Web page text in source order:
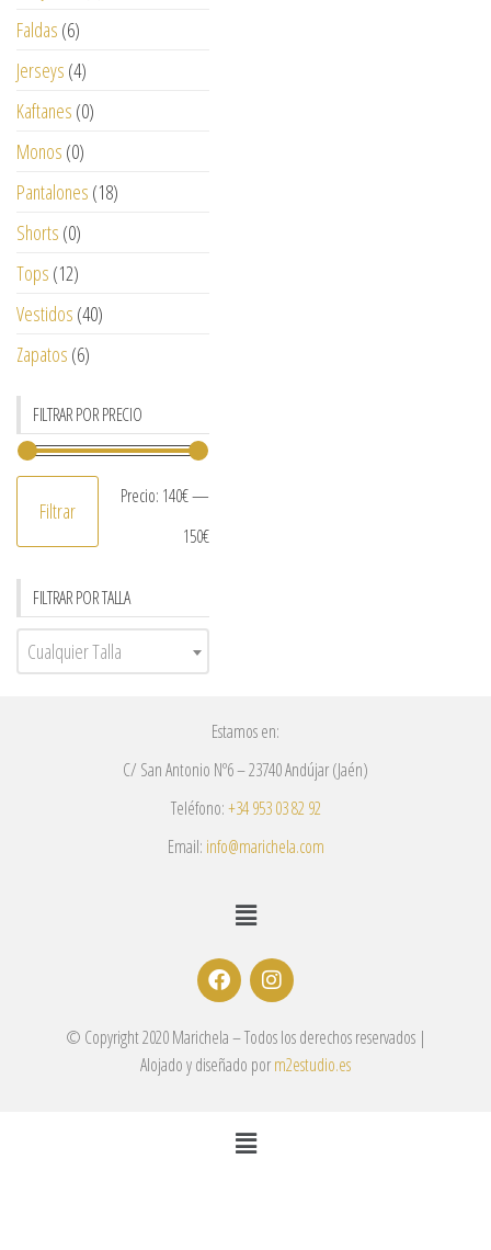
Faldas (6)
Jerseys (4)
Kaftanes (0)
Monos (0)
Pantalones (18)
Shorts (0)
Tops (12)
Vestidos (40)
Zapatos (6)
FILTRAR POR PRECIO
Filtrar
Precio: 140€—
150€
FILTRAR POR TALLA
Cualquier Talla
Estamos en:
C/ San Antonio Nº6 – 23740 Andújar (Jaén)
Teléfono:+34 953 03 82 92
Email: info@marichela.com
© Copyright 2020 Marichela – Todos los derechos reservados |
Alojado y diseñado porm2estudio.es